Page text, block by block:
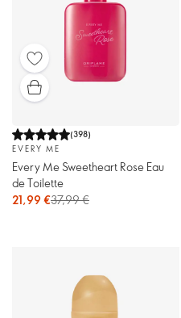
(398)
EVERY ME
Every Me Sweetheart Rose Eau
de Toilette
21,99 €37,99 €